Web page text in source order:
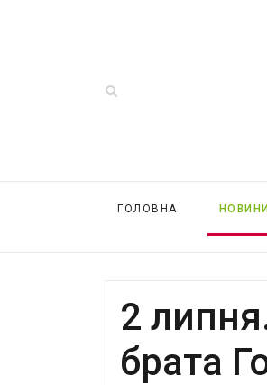
ГОЛОВНА НОВИНИ
2
брата